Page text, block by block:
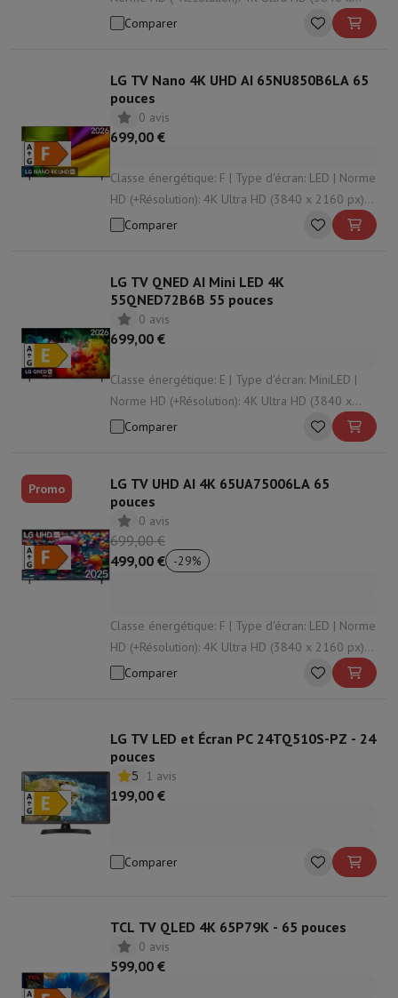
2160 px) | Système d'exploitation: Web OS | HDR:
Comparer
LG TV Nano 4K UHD AI 65NU850B6LA 65
pouces
0 avis
699,00 €
Classe énergétique: F | Type d'écran: LED | Norme
HD (+Résolution): 4K Ultra HD (3840 x 2160 px) |
Système d'exploitation: Web OS | HDR: Oui
Comparer
LG TV QNED AI Mini LED 4K
55QNED72B6B 55 pouces
0 avis
699,00 €
Classe énergétique: E | Type d'écran: MiniLED |
Norme HD (+Résolution): 4K Ultra HD (3840 x
2160 px) | Système d'exploitation: Web OS | HDR:
Comparer
Promo
LG TV UHD AI 4K 65UA75006LA 65
pouces
0 avis
699,00 €
499,00 € -29%
Classe énergétique: F | Type d'écran: LED | Norme
HD (+Résolution): 4K Ultra HD (3840 x 2160 px) |
Système d'exploitation: Web OS | Taux de
Comparer
LG TV LED et Écran PC 24TQ510S-PZ - 24
pouces
5 1 avis
199,00 €
Comparer
TCL TV QLED 4K 65P79K - 65 pouces
0 avis
599,00 €